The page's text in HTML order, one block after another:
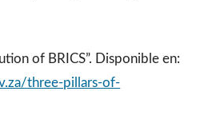
of BRICS”. Disponible en:
three-pillars-of-